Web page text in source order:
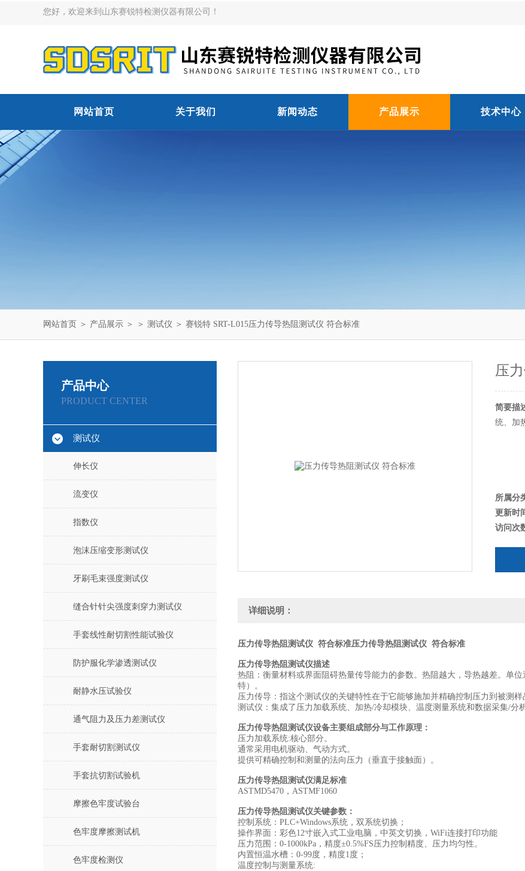
您好，欢迎来到山东赛锐特检测仪器有限公司！
网站首页 关于我们 新闻动态 产品展示 技术中心
网站首页 ＞ 产品展示 ＞ ＞ 测试仪 ＞ 赛锐特 SRT-L015压力传导热阻测试仪‌ 符合标准
产品中心
PRODUCT CENTER
测试仪
伸长仪
流变仪
指数仪
泡沫压缩变形测试仪
牙刷毛束强度测试仪
缝合针针尖强度刺穿力测试仪
手套线性耐切割性能试验仪
防护服化学渗透测试仪
耐静水压试验仪
通气阻力及压力差测试仪
手套耐切割测试仪
手套抗切割试验机
摩擦色牢度试验台
色牢度摩擦测试机
色牢度检测仪
压
简要描
统、加
所属分
更新时
访问次
详细说明：
压力传导热阻测试仪‌ 符合标准压力传导热阻测试仪‌ 符合标准
压力传导热阻测试仪‌描述
热阻：‌衡量材料或界面阻碍热量传导能力的参数。热阻越大，导热越差。单
特）。
压力传导：‌指这个测试仪的关键特性在于它能够‌施加并精确控制压力‌到被测
测试仪：‌集成了压力加载系统、加热/冷却模块、温度测量系统和数据采集/分
压力传导热阻测试仪‌设备主要组成部分与工作原理：
‌压力加载系统:‌核心部分。
通常采用电机驱动、气动方式。
提供可精确控制和测量的法向压力（垂直于接触面）。
压力传导热阻测试仪满足标准
‌ASTMD5470，ASTMF1060
‌压力传导热阻测试仪关键参数：
控制系统：PLC+Windows系统，双系统切换；
操作界面：彩色12寸嵌入式工业电脑，中英文切换，WiFi连接打印功能
‌压力范围：0-1000kPa，精度±0.5%FS压力控制精度、压力均匀性。
内置恒温水槽：0-99度，精度1度；
‌温度控制与测量系统:‌